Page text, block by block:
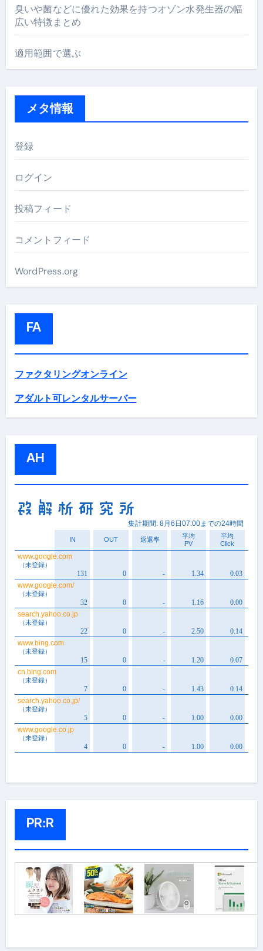
臭いや菌などに優れた効果を持つオゾン水発生器の幅
広い特徴まとめ
適用範囲で選ぶ
メタ情報
登録
ログイン
投稿フィード
コメントフィード
WordPress.org
FA
ファクタリングオンライン
アダルト可レンタルサーバー
AH
PR:R